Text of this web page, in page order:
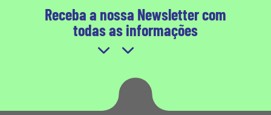
Receba a nossa Newsletter com
todas as informações